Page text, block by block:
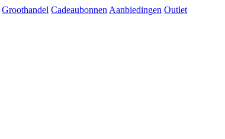
Groothandel Cadeaubonnen Aanbiedingen Outlet